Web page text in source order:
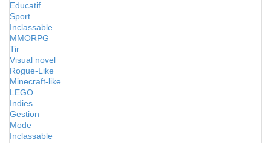
Educatif
Sport
Inclassable
MMORPG
Tir
Visual novel
Rogue-Like
Minecraft-like
LEGO
Indies
Gestion
Mode
Inclassable